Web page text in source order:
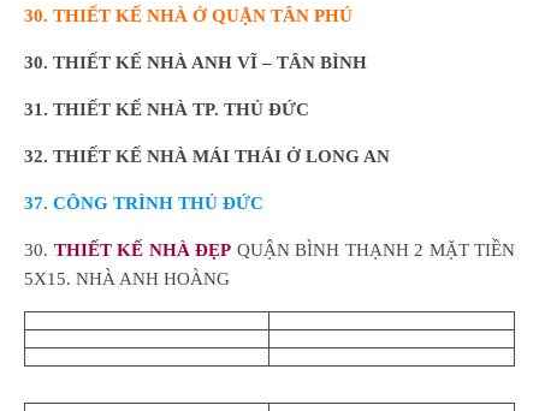
30. THIẾT KẾ NHÀ Ở QUẬN TÂN PHÚ
30. THIẾT KẾ NHÀ ANH VĨ – TÂN BÌNH
31. THIẾT KẾ NHÀ TP. THỦ ĐỨC
32. THIẾT KẾ NHÀ MÁI THÁI Ở LONG AN
37. CÔNG TRÌNH THỦ ĐỨC
30. THIẾT KẾ NHÀ ĐẸP QUẬN BÌNH THẠNH 2 MẶT TIỀN
5X15. NHÀ ANH HOÀNG